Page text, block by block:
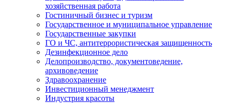
хозяйственная работа
Гостиничный бизнес и туризм
Государственное и муниципальное управление
Государственные закупки
ГО и ЧС, антитеррористическая защищенность
Дезинфекционное дело
Делопроизводство, документоведение,
архивоведение
Здравоохранение
Инвестиционный менеджмент
Индустрия красоты